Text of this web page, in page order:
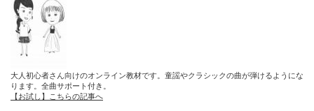
大人初心者さん向けのオンライン教材です。童謡やクラシックの曲が弾けるようにな
ります。全曲サポート付き。
【お試し】こちらの記事へ